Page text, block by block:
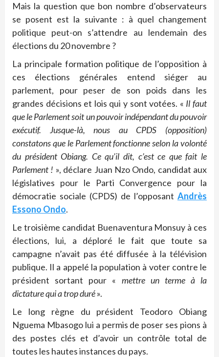
Mais la question que bon nombre d’observateurs
se posent est la suivante : à quel changement
politique peut-on s’attendre au lendemain des
élections du 20 novembre ?
La principale formation politique de l’opposition à
ces élections générales entend siéger au
parlement, pour peser de son poids dans les
grandes décisions et lois qui y sont votées. « Il faut
que le Parlement soit un pouvoir indépendant du pouvoir
exécutif. Jusque-là, nous au CPDS (opposition)
constatons que le Parlement fonctionne selon la volonté
du président Obiang. Ce qu’il dit, c’est ce que fait le
Parlement ! », déclare Juan Nzo Ondo, candidat aux
législatives pour le Parti Convergence pour la
démocratie sociale (CPDS) de l’opposant Andrès
Essono Ondo.
Le troisième candidat Buenaventura Monsuy à ces
élections, lui, a déploré le fait que toute sa
campagne n’avait pas été diffusée à la télévision
publique. Il a appelé la population à voter contre le
président sortant pour « mettre un terme à la
dictature qui a trop duré».
Le long règne du président Teodoro Obiang
Nguema Mbasogo lui a permis de poser ses pions à
des postes clés et d’avoir un contrôle total de
toutes les hautes instances du pays.